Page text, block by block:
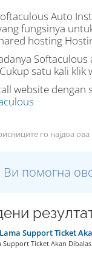
Auto
fungsinya
hosting
satu kali
website dengan
го најдоа
помогна
Support Ticket
Support Ticket Akan